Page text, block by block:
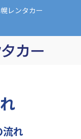
レンタカー
流れ